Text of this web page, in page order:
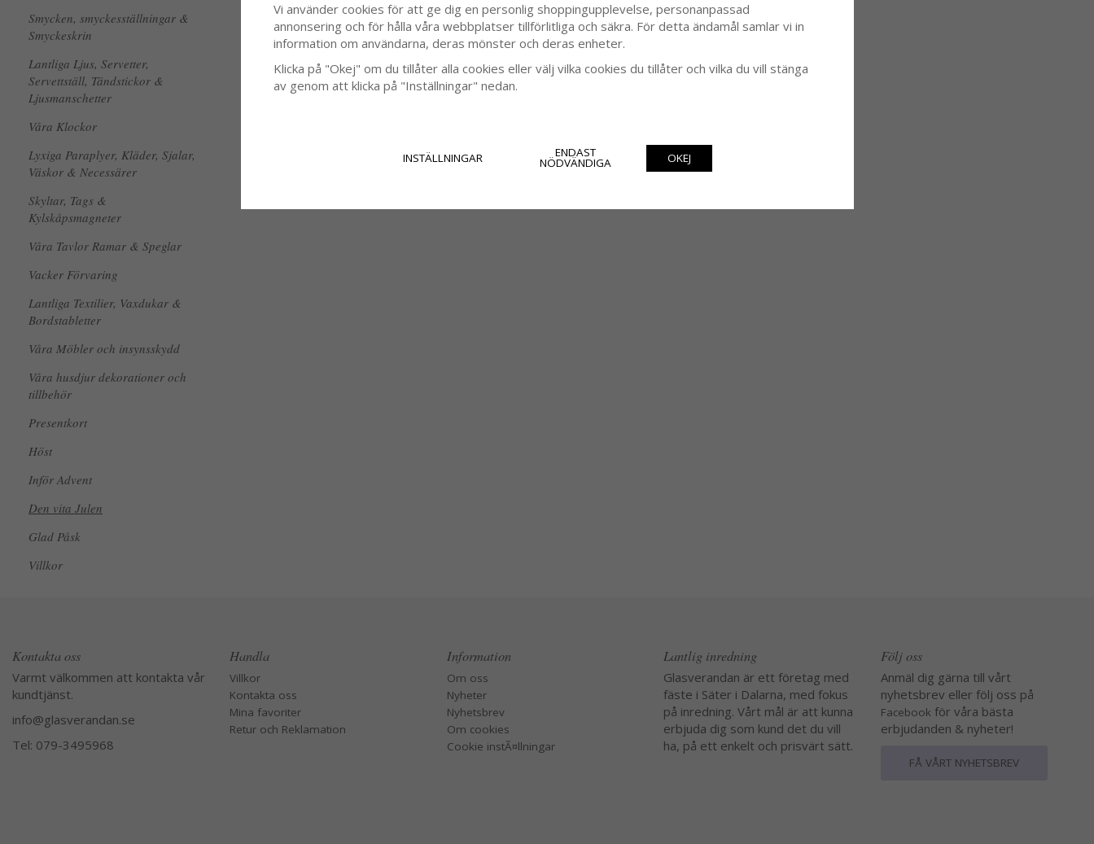
Smycken, smyckesställningar &
Smyckeskrin
Lantliga Ljus, Servetter,
Servettställ, Tändstickor &
Ljusmanschetter
Våra Klockor
Lyxiga Paraplyer, Kläder, Sjalar,
Väskor & Necessärer
Skyltar, Tags &
Kylskåpsmagneter
Våra Tavlor Ramar & Speglar
Vacker Förvaring
Lantliga Textilier, Vaxdukar &
Bordstabletter
Våra Möbler och insynsskydd
Våra husdjur dekorationer och
tillbehör
Presentkort
Höst
Inför Advent
Den vita Julen
Glad Påsk
Villkor
Kontakta oss
Varmt välkommen att kontakta vår
kundtjänst.
info@glasverandan.se
Tel: 079-3495968
Handla
Villkor
Kontakta oss
Mina favoriter
Retur och Reklamation
Information
Om oss
Nyheter
Nyhetsbrev
Om cookies
Cookie instÃ¤llningar
Lantlig inredning
Glasverandan är ett företag med
fäste i Säter i Dalarna, med fokus
på inredning. Vårt mål är att kunna
erbjuda dig som kund det du vill
ha, på ett enkelt och prisvärt sätt.
Följ oss
Anmäl dig gärna till vårt
nyhetsbrev eller följ oss på
Facebook för våra bästa
erbjudanden & nyheter!
FÅ VÅRT NYHETSBREV
Vi använder cookies för att ge dig en personlig shoppingupplevelse, personanpassad
annonsering och för hålla våra webbplatser tillförlitliga och säkra. För detta ändamål samlar vi in
information om användarna, deras mönster och deras enheter.
Klicka på "Okej" om du tillåter alla cookies eller välj vilka cookies du tillåter och vilka du vill stänga
av genom att klicka på "Inställningar" nedan.
INSTÄLLNINGAR ENDAST
NÖDVÄNDIGA OKEJ